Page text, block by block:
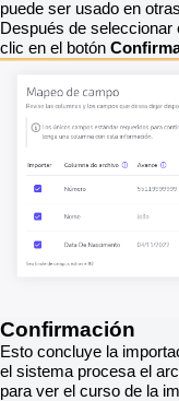
puede ser usado en
Después de seleccionar
clic en el botón
Confirmación
Esto concluye la
el sistema procesa el
para ver el curso de la